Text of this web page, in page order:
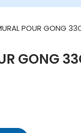
POUR GONG
GONG